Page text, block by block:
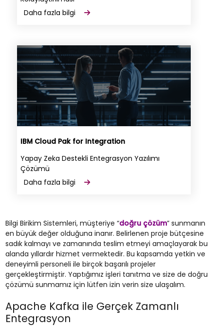
Daha fazla bilgi
IBM Cloud Pak for Integration
Yapay Zeka Destekli Entegrasyon Yazılımı
Çözümü
Daha fazla bilgi
Bilgi Birikim Sistemleri, müşteriye “doğru çözüm” sunmanın
en büyük değer olduğuna inanır. Belirlenen proje bütçesine
sadık kalmayı ve zamanında teslim etmeyi amaçlayarak bu
alanda yıllardır hizmet vermektedir. Bu kapsamda yetkin ve
deneyimli personeli ile birçok başarılı projeler
gerçekleştirmiştir. Yaptığımız işleri tanıtma ve size de doğru
çözümü sunmamız için lütfen izin verin size ulaşalım.
Apache Kafka ile Gerçek Zamanlı
Entegrasyon